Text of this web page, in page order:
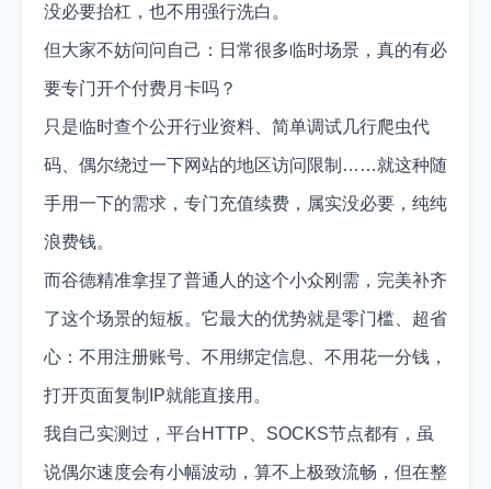
没必要抬杠，也不用强行洗白。
但大家不妨问问自己：日常很多临时场景，真的有必
要专门开个付费月卡吗？
只是临时查个公开行业资料、简单调试几行爬虫代
码、偶尔绕过一下网站的地区访问限制……就这种随
手用一下的需求，专门充值续费，属实没必要，纯纯
浪费钱。
而谷德精准拿捏了普通人的这个小众刚需，完美补齐
了这个场景的短板。它最大的优势就是零门槛、超省
心：不用注册账号、不用绑定信息、不用花一分钱，
打开页面复制IP就能直接用。
我自己实测过，平台HTTP、SOCKS节点都有，虽
说偶尔速度会有小幅波动，算不上极致流畅，但在整